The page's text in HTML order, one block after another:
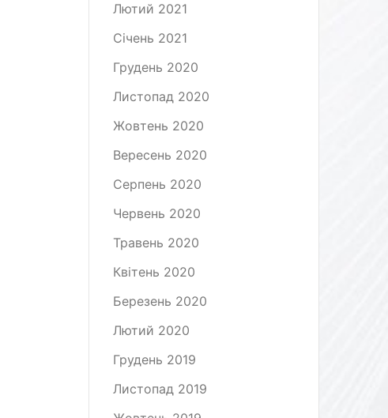
Лютий 2021
Січень 2021
Грудень 2020
Листопад 2020
Жовтень 2020
Вересень 2020
Серпень 2020
Червень 2020
Травень 2020
Квітень 2020
Березень 2020
Лютий 2020
Грудень 2019
Листопад 2019